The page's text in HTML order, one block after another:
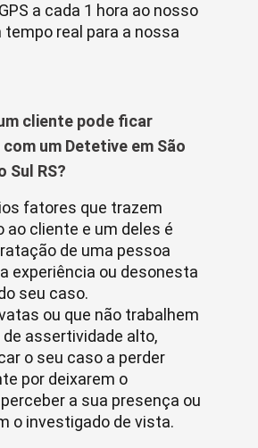
a cada 1 hora ao nosso
tempo real para a nossa
cliente pode ficar
um Detetive em São
Sul RS?
fatores que trazem
cliente e um deles é
de uma pessoa
experiência ou desonesta
seu caso.
ou que não trabalhem
de assertividade alto,
o seu caso a perder
por deixarem o
a sua presença ou
o investigado de vista.